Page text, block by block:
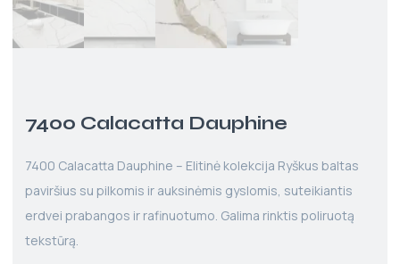
7400 Calacatta Dauphine
7400 Calacatta Dauphine – Elitinė kolekcija Ryškus baltas
paviršius su pilkomis ir auksinėmis gyslomis, suteikiantis
erdvei prabangos ir rafinuotumo. Galima rinktis poliruotą
tekstūrą.